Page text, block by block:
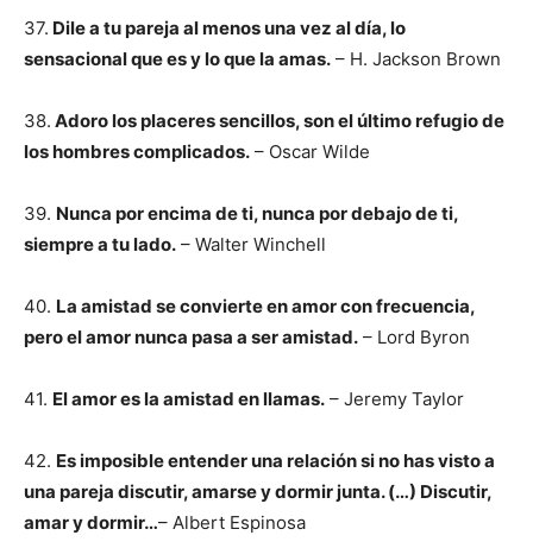
37. Dile a tu pareja al menos una vez al día, lo
sensacional que es y lo que la amas. – H. Jackson Brown
38. Adoro los placeres sencillos, son el último refugio de
los hombres complicados. – Oscar Wilde
39. Nunca por encima de ti, nunca por debajo de ti,
siempre a tu lado. – Walter Winchell
40. La amistad se convierte en amor con frecuencia,
pero el amor nunca pasa a ser amistad. – Lord Byron
41. El amor es la amistad en llamas. – Jeremy Taylor
42. Es imposible entender una relación si no has visto a
una pareja discutir, amarse y dormir junta. (…) Discutir,
amar y dormir…– Albert Espinosa